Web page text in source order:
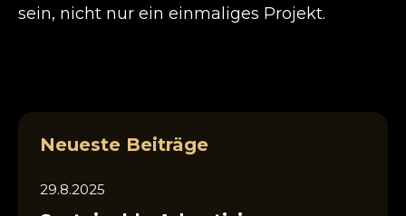
sein, nicht nur ein einmaliges Projekt.
Neueste Beiträge
29.8.2025